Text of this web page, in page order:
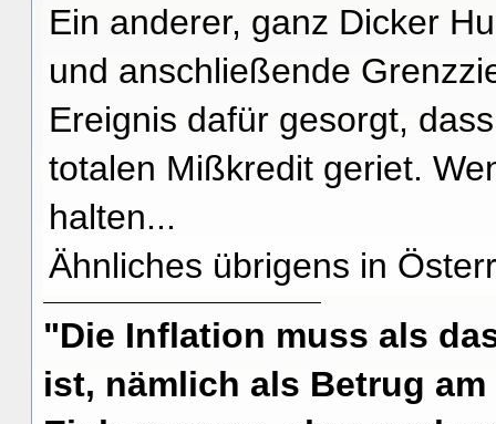
Ein anderer, ganz Dicker
und anschließende
Ereignis dafür gesorgt,
totalen Mißkredit geriet.
halten...
Ähnliches übrigens in
"Die Inflation muss als
ist, nämlich als Betrug